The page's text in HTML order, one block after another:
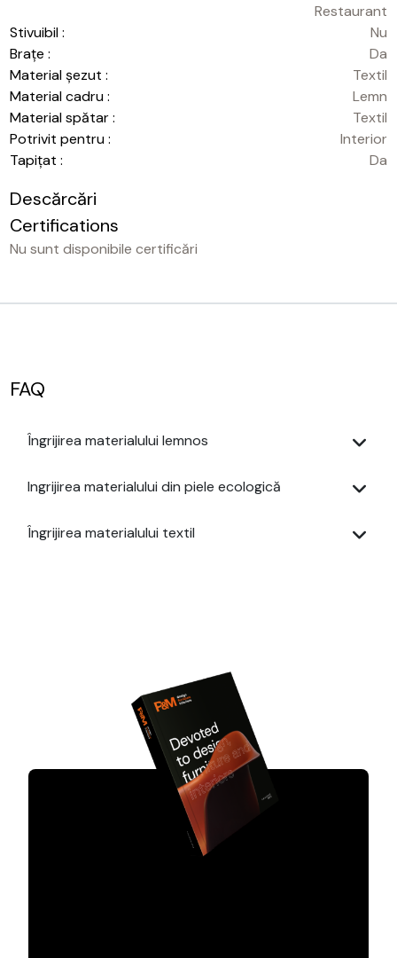
Restaurant
Stivuibil :
Nu
Brațe :
Da
Material șezut :
Textil
Material cadru :
Lemn
Material spătar :
Textil
Potrivit pentru :
Interior
Tapițat :
Da
Descărcări
Certifications
Nu sunt disponibile certificări
FAQ
Îngrijirea materialului lemnos
Ingrijirea materialului din piele ecologică
Îngrijirea materialului textil